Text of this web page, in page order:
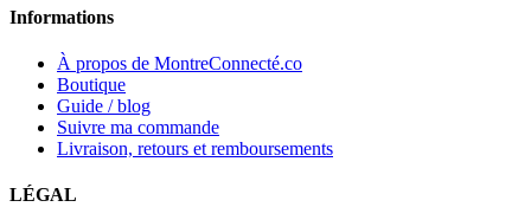
Informations
À propos de MontreConnecté.co
Boutique
Guide / blog
Suivre ma commande
Livraison, retours et remboursements
LÉGAL